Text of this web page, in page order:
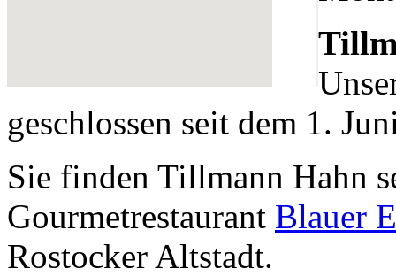
Ein Potpourri professioneller Rezepte.
regionalen Küche. Nachkochbar, aber
immer mit der besonderen Note.
geschlossen seit dem 1.
Sie finden Tillmann Hahn
Gourmetrestaurant Blauer
Rostocker Altstadt.